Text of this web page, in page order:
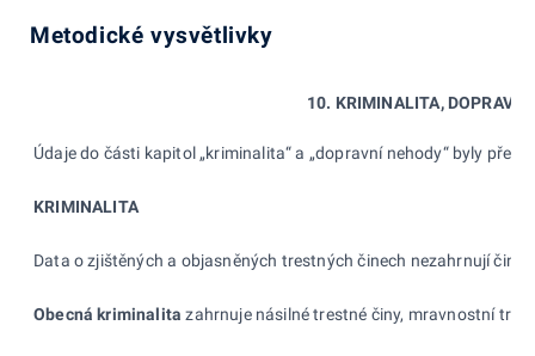
Metodické vysvětlivky
10. KRIMINALITA, DOPRAVNÍ
Údaje do části kapitol „kriminalita“ a „dopravní nehody“ byly
KRIMINALITA
Data o zjištěných a objasněných trestných činech nezahrnují
Obecná kriminalita zahrnuje násilné trestné činy, mravnostní